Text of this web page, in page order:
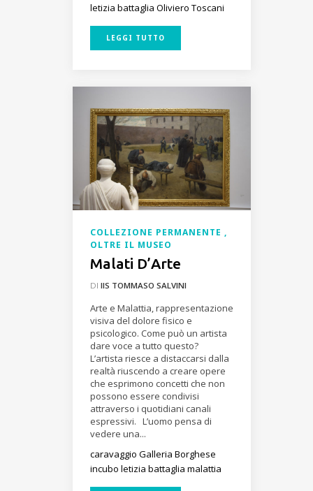
letizia battaglia Oliviero Toscani
LEGGI TUTTO
COLLEZIONE PERMANENTE
OLTRE IL MUSEO
Malati D’Arte
DI IIS TOMMASO SALVINI
Arte e Malattia, rappresentazione
visiva del dolore fisico e
psicologico. Come può un artista
dare voce a tutto questo?
L’artista riesce a distaccarsi dalla
realtà riuscendo a creare opere
che esprimono concetti che non
possono essere condivisi
attraverso i quotidiani canali
espressivi. L’uomo pensa di
vedere una...
caravaggio Galleria Borghese
incubo letizia battaglia malattia